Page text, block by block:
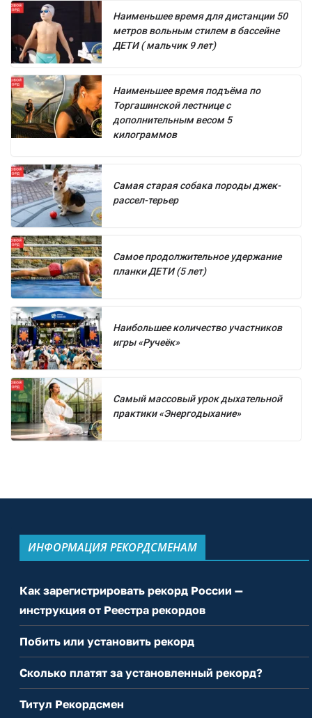
Наименьшее время для дистанции 50
метров вольным стилем в бассейне
ДЕТИ ( мальчик 9 лет)
Наименьшее время подъёма по
Торгашинской лестнице с
дополнительным весом 5
килограммов
Самая старая собака породы джек-
рассел-терьер
Самое продолжительное удержание
планки ДЕТИ (5 лет)
Наибольшее количество участников
игры «Ручеёк»
Самый массовый урок дыхательной
практики «Энергодыхание»
ИНФОРМАЦИЯ РЕКОРДСМЕНАМ
Как зарегистрировать рекорд России —
инструкция от Реестра рекордов
Побить или установить рекорд
Сколько платят за установленный рекорд?
Титул Рекордсмен